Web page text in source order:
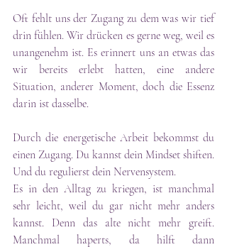
Oft fehlt uns der Zugang zu dem was wir tief
drin fühlen. Wir drücken es gerne weg, weil es
unangenehm ist. Es erinnert uns an etwas das
wir bereits erlebt hatten, eine andere
Situation, anderer Moment, doch die Essenz
darin ist dasselbe.
Durch die energetische Arbeit bekommst du
einen Zugang. Du kannst dein Mindset shiften.
Und du regulierst dein Nervensystem.
Es in den Alltag zu kriegen, ist manchmal
sehr leicht, weil du gar nicht mehr anders
kannst. Denn das alte nicht mehr greift.
Manchmal haperts, da hilft dann